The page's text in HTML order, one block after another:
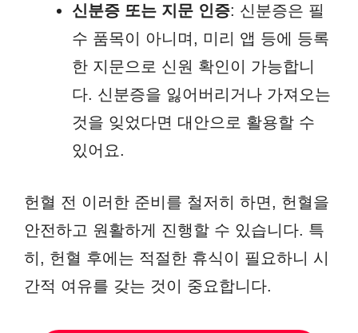
신분증 또는 지문 인증: 신분증은 필
수 품목이 아니며, 미리 앱 등에 등록
한 지문으로 신원 확인이 가능합니
다. 신분증을 잃어버리거나 가져오는
것을 잊었다면 대안으로 활용할 수
있어요.
헌혈 전 이러한 준비를 철저히 하면, 헌혈을
안전하고 원활하게 진행할 수 있습니다. 특
히, 헌혈 후에는 적절한 휴식이 필요하니 시
간적 여유를 갖는 것이 중요합니다.